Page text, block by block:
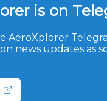
is on
AeroXplorer
news updates as